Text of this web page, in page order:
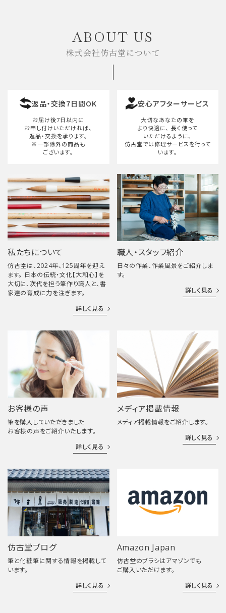
検索する
ABOUT US
株式会社仿古堂について
返品・交換7日間OK
お届け後7日以内に
お申し付けいただければ、
返品・交換を承ります。
※一部除外の商品も
ございます。
安心アフターサービス
大切なあなたの筆を
より快適に、 長く使って
いただけるように、
仿古堂では修理サービスを行って
います。
私たちについて
仿古堂は、2024年、125周年を迎え
ます。 日本の伝統・文化【大和心】を
大切に、次代を担う筆作り職人と、書
家達の育成に力を注ぎます。
詳しく見る
職人・スタッフ紹介
日々の作業、作業風景をご紹介しま
す。
詳しく見る
お客様の声
筆を購入していただきました
お客様の声をご紹介いたします。
詳しく見る
メディア掲載情報
メディア掲載情報をご紹介します。
詳しく見る
仿古堂ブログ
筆と化粧筆に関する情報を掲載して
います。
詳しく見る
Amazon Japan
仿古堂のブラシはアマゾンでも
ご購入いただけます。
詳しく見る